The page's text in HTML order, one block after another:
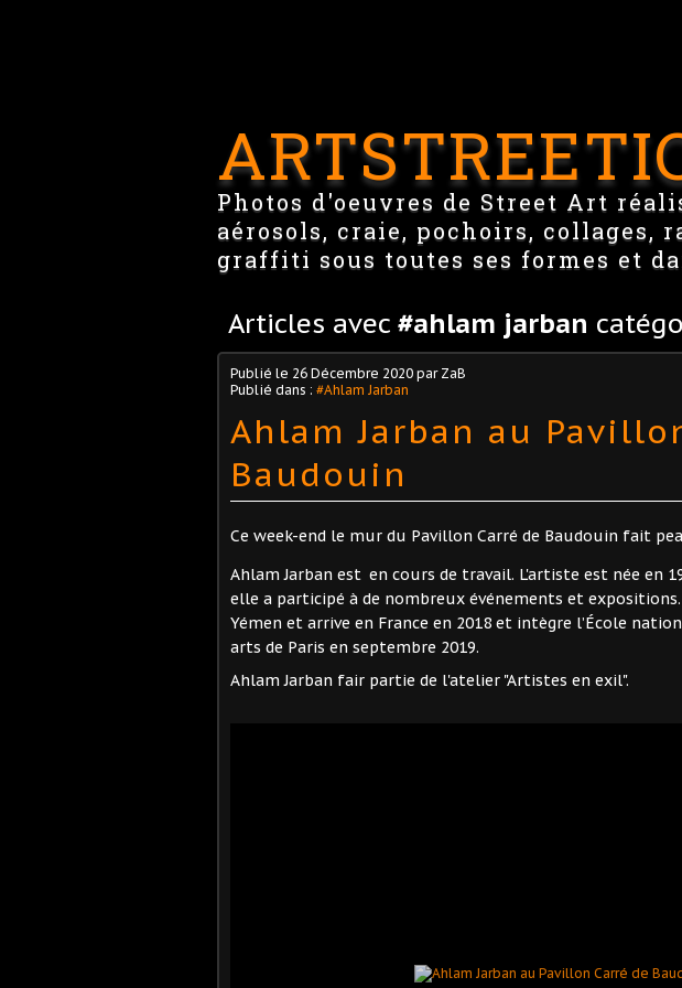
Photos d'oeuvres de Street Art
aérosols, craie, pochoirs, collages,
graffiti sous toutes ses formes et
Articles avec #ahlam jarban
Publié le 26 Décembre 2020 par ZaB
Publié dans : #Ahlam Jarban
Ahlam Jarban au
Baudouin
Ce week-end le mur du Pavillon Carré de Baudouin fait
Ahlam Jarban est en cours de travail. L'artiste est née en
elle a participé à de nombreux événements et
Yémen et arrive en France en 2018 et intègre l’École
arts de Paris en septembre 2019.
Ahlam Jarban fair partie de l'atelier "Artistes en exil".